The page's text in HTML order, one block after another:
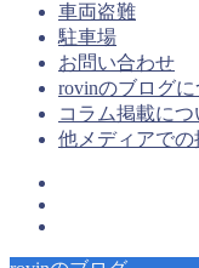
車両盗難
駐車場
お問い合わせ
rovinのブログに
コラム掲載につ
他メディアでの